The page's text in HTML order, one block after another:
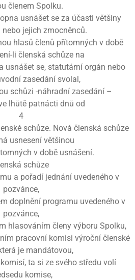
členem Spolku.
usnášet se za účasti většiny
jejich zmocněnců.
hlasů členů přítomných v době
li členská schůze na
usnášet se, statutární orgán nebo
zasedání svolal,
schůzi -náhradní zasedání –
lhůtě patnácti dnů od
4
schůze. Nová členská schůze
usnesení většinou
v době usnášení.
schůze
a pořadí jednání uvedeného v
pozvánce,
doplnění programu uvedeného v
pozvánce,
hlasováním členy výboru Spolku,
pracovní komisi výroční členské
je mandátovou,
ta si ze svého středu volí
komise,